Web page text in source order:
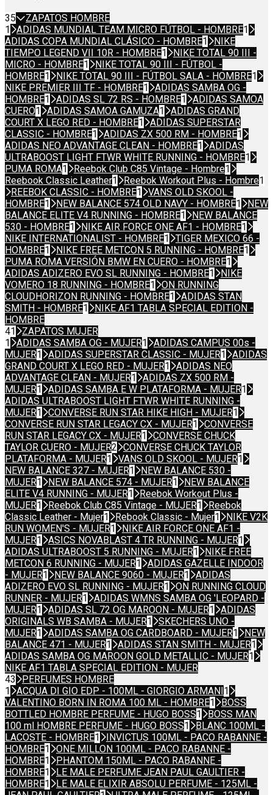
35
ZAPATOS HOMBRE
1
ADIDAS MUNDIAL TEAM MICRO FÚTBOL - HOMBRE1
ADIDAS COPA MUNDIAL CLÁSICO - HOMBRE1
NIKE
TIEMPO LEGEND VII 10R - HOMBRE1
NIKE TOTAL 90 III -
MICRO - HOMBRE1
NIKE TOTAL 90 III - FÚTBOL -
HOMBRE1 NIKE TOTAL 90 III - FÚTBOL SALA - HOMBRE1
NIKE PREMIER III TF - HOMBRE1
ADIDAS SAMBA OG -
HOMBRE1 ADIDAS SL 72 RS - HOMBRE1
ADIDAS SAMOA
CUERO1 ADIDAS SAMOA GAMUZA1
ADIDAS GRAND
COURT X LEGO RED - HOMBRE1
ADIDAS SUPERSTAR
CLASSIC - HOMBRE1 ADIDAS ZX 500 RM - HOMBRE1
ADIDAS NEO ADVANTAGE CLEAN - HOMBRE1
ADIDAS
ULTRABOOST LIGHT FTWR WHITE RUNNING - HOMBRE1
PUMA ROMA1 Reebok Club C85 Vintage - Hombre1
Reebook Classic Leather1 Reebok Workout Plus - Hombre1
REEBOK CLASSIC - HOMBRE1
VANS OLD SKOOL -
HOMBRE1 NEW BALANCE 574 OLD NAVY - HOMBRE1
NEW
BALANCE ELITE V4 RUNNING - HOMBRE1
NEW BALANCE
530 - HOMBRE1 NIKE AIR FORCE ONE AF1 - HOMBRE1
NIKE INTERNATIONALIST - HOMBRE1
TIGER MEXICO 66 -
HOMBRE1 NIKE FREE METCON 5 RUNNING - HOMBRE1
PUMA ROMA VERSIÓN BMW EN CUERO - HOMBRE1
ADIDAS ADIZERO EVO SL RUNNING - HOMBRE1
NIKE
VOMERO 18 RUNNING - HOMBRE1
ON RUNNING
CLOUDHORIZON RUNNING - HOMBRE1
ADIDAS STAN
SMITH - HOMBRE1
NIKE AF1 TABLA SPECIAL EDITION -
HOMBRE
41
ZAPATOS MUJER
1
ADIDAS SAMBA OG - MUJER1
ADIDAS CAMPUS 00s -
MUJER1 ADIDAS SUPERSTAR CLASSIC - MUJER1
ADIDAS
GRAND COURT X LEGO RED - MUJER1
ADIDAS NEO
ADVANTAGE CLEAN - MUJER1
ADIDAS ZX 500 RM -
MUJER1 ADIDAS SAMBA E W PLATAFORMA - MUJER1
ADIDAS ULTRABOOST LIGHT FTWR WHITE RUNNING -
MUJER1 CONVERSE RUN STAR HIKE HIGH - MUJER1
CONVERSE RUN STAR LEGACY CX - MUJER1
CONVERSE
RUN STAR LEGACY CX - MUJER1
CONVERSE CHUCK
TAYLOR CUERO - MUJER2 CONVERSE CHUCK TAYLOR
PLATAFORMA - MUJER1 VANS OLD SKOOL - MUJER1
NEW BALANCE 327 - MUJER1
NEW BALANCE 530 -
MUJER1 NEW BALANCE 574 - MUJER1
NEW BALANCE
ELITE V4 RUNNING - MUJER1
Reebok Workout Plus -
MUJER1 Reebok Club C85 Vintage - MUJER1
Reebok
Classic Leather - Mujer1 Rebook Classic - Mujer1
NIKE V2K
RUN WOMEN'S - MUJER1
NIKE AIR FORCE ONE AF1 -
MUJER1 ASICS NOVABLAST 4 TR RUNNING - MUJER1
ADIDAS ULTRABOOST 5 RUNNING - MUJER1
NIKE FREE
METCON 6 RUNNING - MUJER1
ADIDAS GAZELLE INDOOR
- MUJER1 NEW BALANCE 9060 - MUJER1
ADIDAS
ADIZERO EVO SL RUNNING - MUJER1
ON RUNNING CLOUD
RUNNER - MUJER1
ADIDAS WMNS SAMBA OG 'LEOPARD -
MUJER1 ADIDAS SL 72 OG MAROON - MUJER1
ADIDAS
ORIGINALS WB SAMBA - MUJER1
SKECHERS UNO -
MUJER1 ADIDAS SAMBA OG CARDBOARD - MUJER1
NEW
BALANCE 471 - MUJER1 ADIDAS STAN SMITH - MUJER1
ADIDAS SAMBA OG MAROON GOLD METALLIC - MUJER1
NIKE AF1 TABLA SPECIAL EDITION - MUJER
43
PERFUMES HOMBRE
1
ACQUA DI GIO EDP - 100ML - GIORGIO ARMANI 1
VALENTINO BORN IN ROMA 100 ML - HOMBRE1
BOSS
BOTTLED HOMBRE PERFUME - HUGO BOSS1
BOSS MAN
100 ml HOMBRE PERFUME - HUGO BOSS1
BLANC 100ML -
LACOSTE - HOMBRE1
INVICTUS 100ML - PACO RABANNE -
HOMBRE1
ONE MILLON 100ML - PACO RABANNE -
HOMBRE1
PHANTOM 150ML - PACO RABANNE -
HOMBRE1
LE MALE PERFUME JEAN PAUL GAULTIER -
HOMBRE1
LE MALE ELIXIR ABSOLU PERFUME - 125ML -